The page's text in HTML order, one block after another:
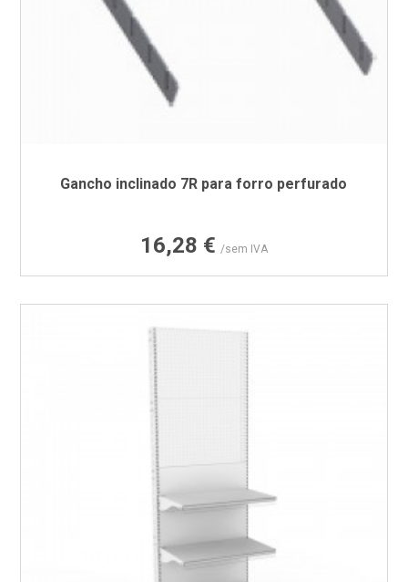
Gancho inclinado 7R para forro perfurado
Preço
16,28 € /sem IVA